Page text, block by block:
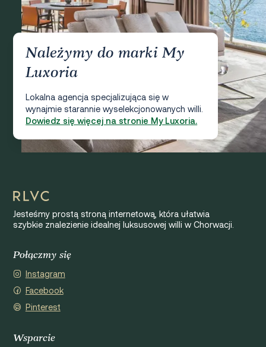
Należymy do marki My
Luxoria
Lokalna agencja specjalizująca się w
wynajmie starannie wyselekcjonowanych willi.
Dowiedz się więcej na stronie My Luxoria.
Jesteśmy prostą stroną internetową, która ułatwia
szybkie znalezienie idealnej luksusowej willi w Chorwacji.
Połączmy się
Instagram
Facebook
Pinterest
Wsparcie